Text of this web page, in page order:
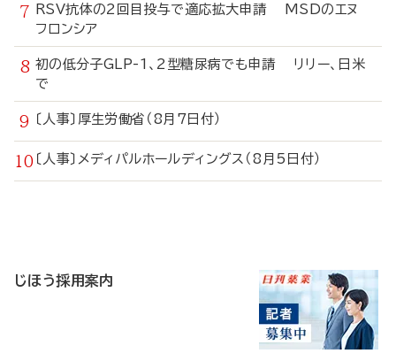
RSV抗体の2回目投与で適応拡大申請 MSDのエヌ
フロンシア
初の低分子GLP-1、2型糖尿病でも申請 リリー、日米
で
〔人事〕厚生労働省（8月7日付）
〔人事〕メディパルホールディングス（8月5日付）
じほう採用案内